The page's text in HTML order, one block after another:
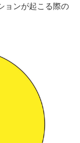
ョンが起こる際の